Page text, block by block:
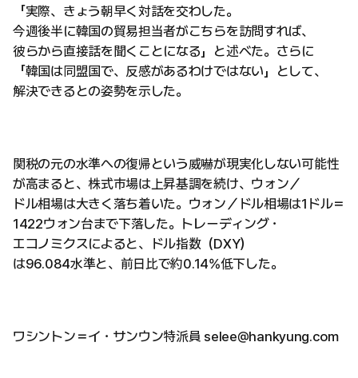
「実際、きょう朝早く対話を交わした。
今週後半に韓国の貿易担当者がこちらを訪問すれば、
彼らから直接話を聞くことになる」と述べた。さらに
「韓国は同盟国で、反感があるわけではない」として、
解決できるとの姿勢を示した。
関税の元の水準への復帰という威嚇が現実化しない可能性
が高まると、株式市場は上昇基調を続け、ウォン／
ドル相場は大きく落ち着いた。ウォン／ドル相場は1ドル＝
1422ウォン台まで下落した。トレーディング・
エコノミクスによると、ドル指数（DXY）
は96.084水準と、前日比で約0.14%低下した。
ワシントン＝イ・サンウン特派員 selee@hankyung.com